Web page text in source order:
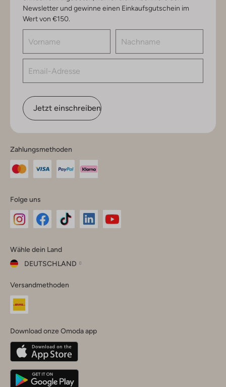
Newsletter und gewinne einen Einkaufsgutschein im
Wert von €150.
Jetzt einschreiben
Zahlungsmethoden
Folge uns
Instagram
Facebook
TikTok
Wähle dein Land
DEUTSCHLAND
dein
Land
Belgique(Français)
Deutschland
Versandmethoden
Download onze Omoda app